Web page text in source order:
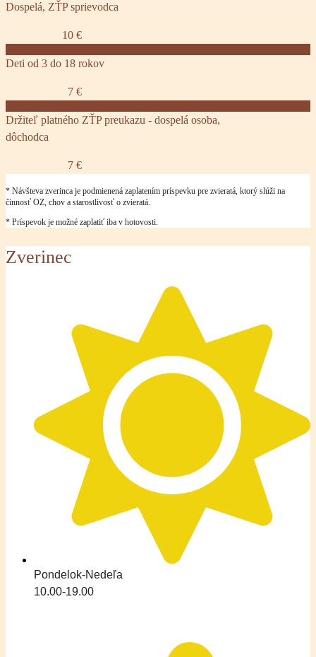
Dospelá, ZŤP sprievodca
10 €
Deti od 3 do 18 rokov
7 €
Držiteľ platného ZŤP preukazu - dospelá osoba,
dôchodca
7 €
* Návšteva zverinca je podmienená zaplatením príspevku pre zvieratá, ktorý slúži na
činnosť OZ, chov a starostlivosť o zvieratá.
* Príspevok je možné zaplatiť iba v hotovosti.
Zverinec
Pondelok-Nedeľa
10.00-19.00